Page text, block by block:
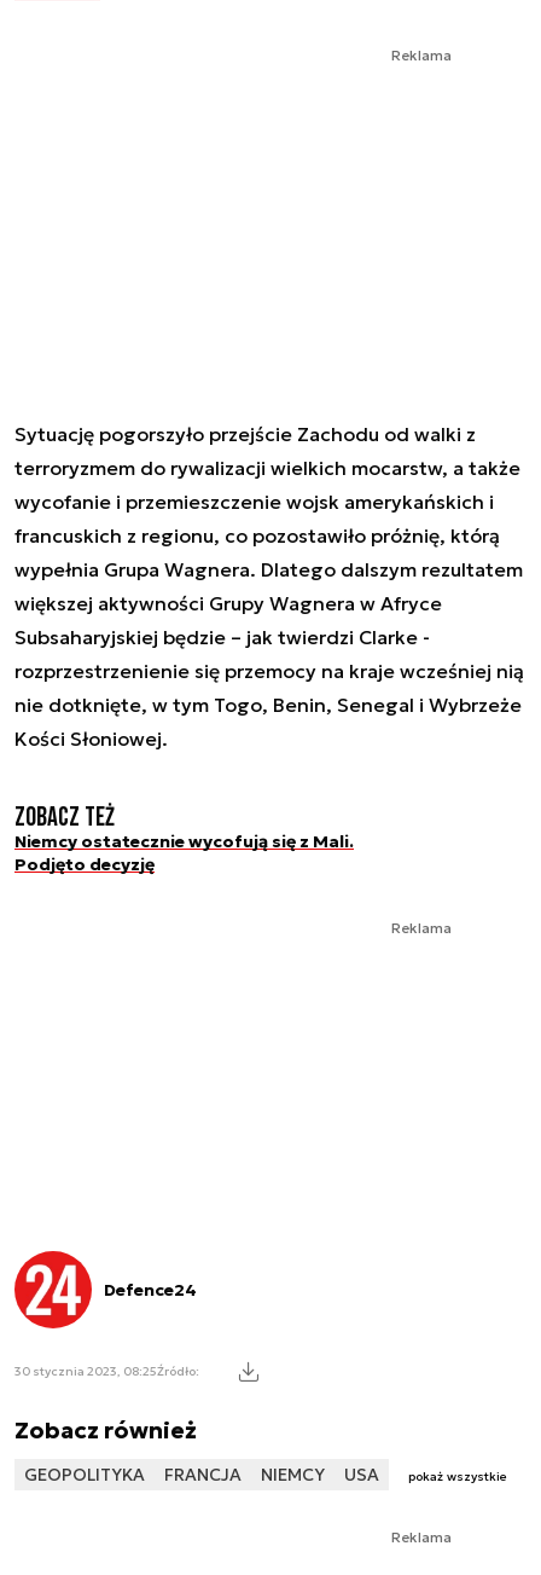
Reklama
Sytuację pogorszyło przejście Zachodu od walki z
terroryzmem do rywalizacji wielkich mocarstw, a także
wycofanie i przemieszczenie wojsk amerykańskich i
francuskich z regionu, co pozostawiło próżnię, którą
wypełnia Grupa Wagnera. Dlatego dalszym rezultatem
większej aktywności Grupy Wagnera w Afryce
Subsaharyjskiej będzie – jak twierdzi Clarke -
rozprzestrzenienie się przemocy na kraje wcześniej nią
nie dotknięte, w tym Togo, Benin, Senegal i Wybrzeże
Kości Słoniowej.
Zobacz też
Niemcy ostatecznie wycofują się z Mali.
Podjęto decyzję
Reklama
Defence24
30 stycznia 2023, 08:25Źródło:
Zobacz również
GEOPOLITYKA FRANCJA NIEMCY USA pokaż wszystkie
Reklama